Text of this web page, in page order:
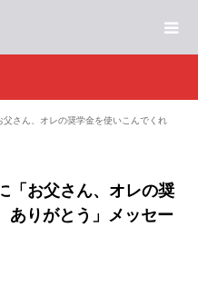
父さん、オレの奨学金を使いこんでくれ
「お父さん、オレの奨
ありがとう」メッセー